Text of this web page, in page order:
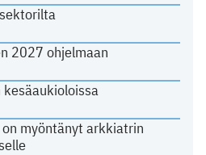
2027 ohjelmaan
myöntänyt arkkiatrin